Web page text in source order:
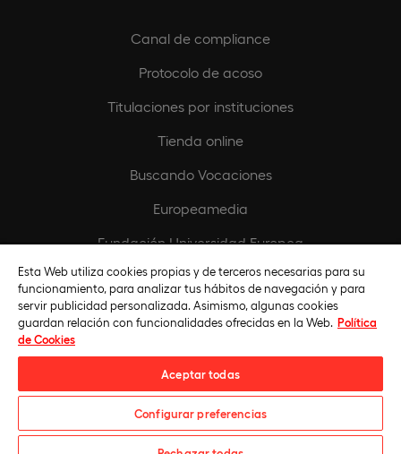
Canal de compliance
Protocolo de acoso
Titulaciones por instituciones
Tienda online
Buscando Vocaciones
Europeamedia
Fundación Universidad Europea
Únete al equipo
Universidad Europea © 2026. Todos Los Derechos Reservados
Esta Web utiliza cookies propias y de terceros necesarias para su
funcionamiento, para analizar tus hábitos de navegación y para
servir publicidad personalizada. Asimismo, algunas cookies
guardan relación con funcionalidades ofrecidas en la Web. Política
de Cookies
Aceptar todas
Configurar preferencias